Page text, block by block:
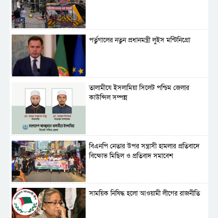
পর্তুগালের নতুন প্রধানমন্ত্রী লুইস মন্টিনিগ্রো
‎তালামীযে ইসলামিয়া সিলেট পশ্চিম জেলার
কাউন্সিল সম্পন্ন
বিএনপি নেতার উপর সন্ত্রাসী হামলার প্রতিবাদে
বিক্ষোভ মিছিল ও প্রতিবাদ সমাবেশ
সাময়িক নিষিদ্ধ হলো আওয়ামী লীগের রাজনীতি